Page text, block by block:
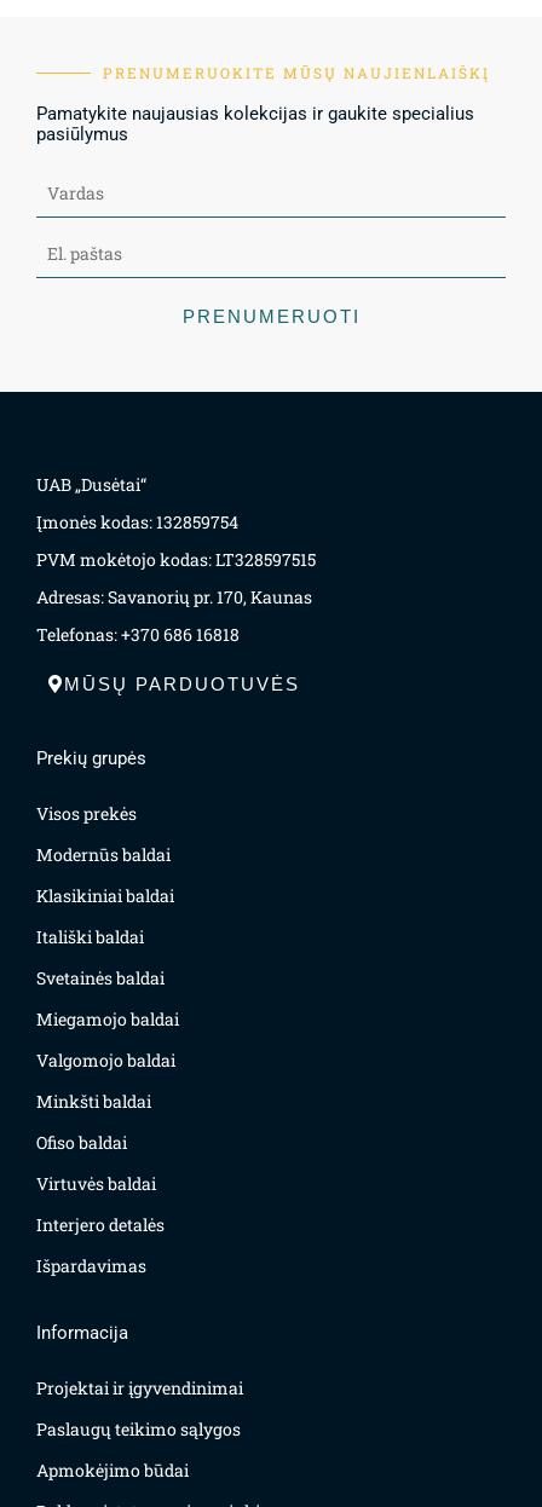
PRENUMERUOKITE MŪSŲ NAUJIENLAIŠKĮ
Pamatykite naujausias kolekcijas ir gaukite specialius
pasiūlymus
PRENUMERUOTI
UAB „Dusėtai“
Įmonės kodas: 132859754
PVM mokėtojo kodas: LT328597515
Adresas: Savanorių pr. 170, Kaunas
Telefonas: +370 686 16818
MŪSŲ PARDUOTUVĖS
Prekių grupės
Visos prekės
Modernūs baldai
Klasikiniai baldai
Itališki baldai
Svetainės baldai
Miegamojo baldai
Valgomojo baldai
Minkšti baldai
Ofiso baldai
Virtuvės baldai
Interjero detalės
Išpardavimas
Informacija
Projektai ir įgyvendinimai
Paslaugų teikimo sąlygos
Apmokėjimo būdai